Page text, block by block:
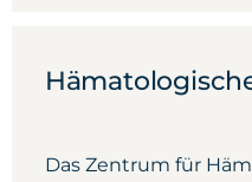
Das Zentrum für